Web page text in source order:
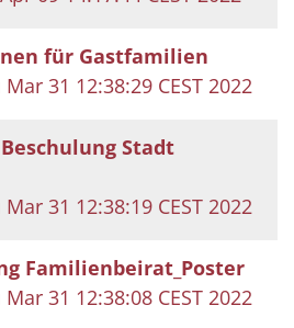
für Gastfamilien
31 12:38:29 CEST 2022
Stadt
31 12:38:19 CEST 2022
Familienbeirat_Poster
31 12:38:08 CEST 2022